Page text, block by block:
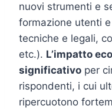
nuovi strumenti e
formazione utenti
tecniche e legali,
etc.). L’impatto
significativo per
rispondenti, i cui
ripercuotono